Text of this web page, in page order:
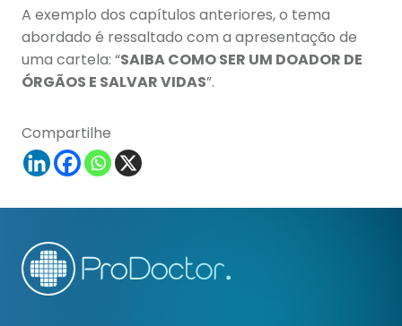
A exemplo dos capítulos anteriores, o tema
abordado é ressaltado com a apresentação de
uma cartela: “SAIBA COMO SER UM DOADOR DE
ÓRGÃOS E SALVAR VIDAS”.
Compartilhe